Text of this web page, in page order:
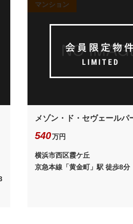
マンション
メゾン・ド・セヴェールパ
540万円
横浜市西区霞ケ丘
京急本線「黄金町」駅 徒歩8分